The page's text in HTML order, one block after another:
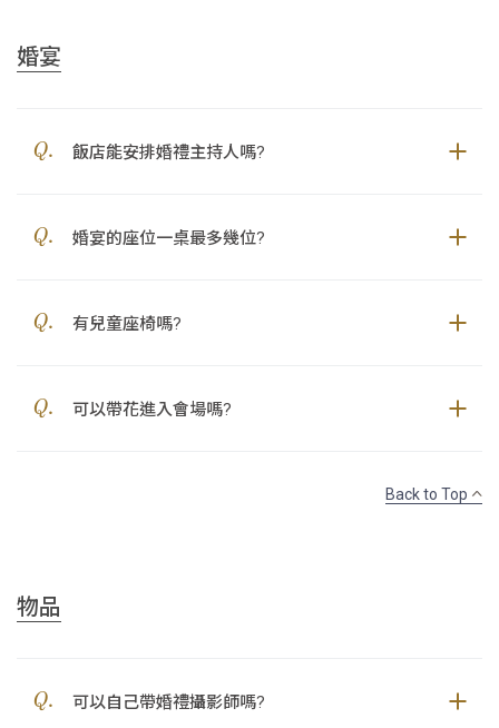
婚宴
飯店能安排婚禮主持人嗎?
婚宴的座位一桌最多幾位?
有兒童座椅嗎?
可以帶花進入會場嗎?
Back to Top
物品
可以自己帶婚禮攝影師嗎?